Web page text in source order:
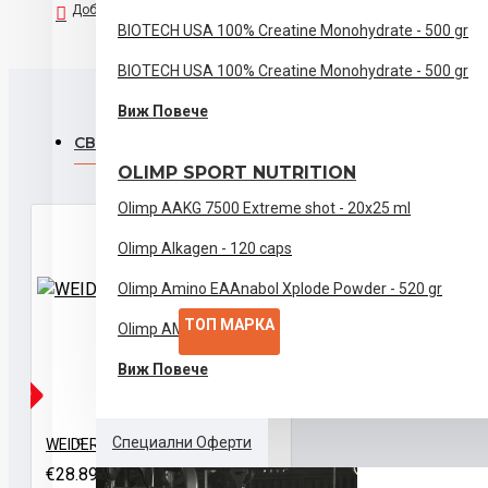
BIOTECH USA 100% Creatine Monohydrate - 500 gr
BIOTECH USA 100% Creatine Monohydrate - 500 gr
Виж Повече
OLIMP SPORT NUTRITION
Olimp AAKG 7500 Extreme shot - 20x25 ml
Olimp Alkagen - 120 caps
Olimp Amino EAAnabol Xplode Powder - 520 gr
Olimp AMOK - 60 caps
Виж Повече
Специални Оферти
⚠️ Не е подходящ за деца, бременни и кърмещи жени.
⚠️ Съхранявайте на сухо и прохладно място,
Добави към списък с желания
СВЪРЗАНИ ПРОДУКТИ
ТОП МАРКА
WEIDER Fat Burner - 300 caps
€28.89 (56.50лв)